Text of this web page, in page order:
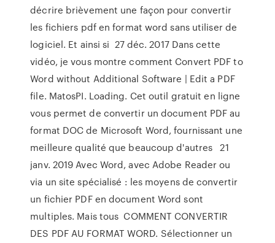
décrire brièvement une façon pour convertir
les fichiers pdf en format word sans utiliser de
logiciel. Et ainsi si 27 déc. 2017 Dans cette
vidéo, je vous montre comment Convert PDF to
Word without Additional Software | Edit a PDF
file. MatosPI. Loading. Cet outil gratuit en ligne
vous permet de convertir un document PDF au
format DOC de Microsoft Word, fournissant une
meilleure qualité que beaucoup d'autres 21
janv. 2019 Avec Word, avec Adobe Reader ou
via un site spécialisé : les moyens de convertir
un fichier PDF en document Word sont
multiples. Mais tous COMMENT CONVERTIR
DES PDF AU FORMAT WORD. Sélectionner un